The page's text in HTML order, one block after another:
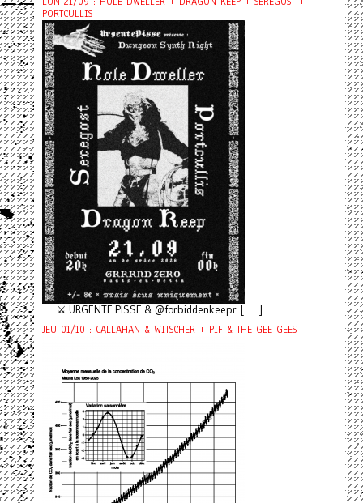
PORTCULLIS
⚔️ URGENTE PISSE & @forbiddenkeepr [ ... ]
JEU 01/10 : CALLAHAN & WITSCHER + PIF & THE GEE GEES